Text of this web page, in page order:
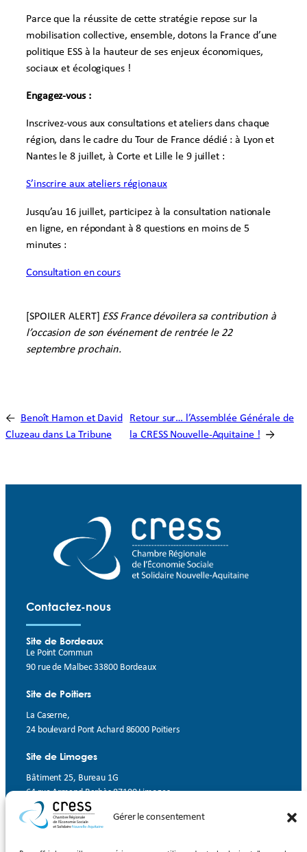
Gérer le consentement
Parce que la réussite de cette stratégie repose sur la
mobilisation collective, ensemble, dotons la France d’une
politique ESS à la hauteur de ses enjeux économiques,
sociaux et écologiques !
Engagez-vous :
Inscrivez-vous aux consultations et ateliers dans chaque
région, dans le cadre du Tour de France dédié : à Lyon et
Nantes le 8 juillet, à Corte et Lille le 9 juillet :
S’inscrire aux ateliers régionaux
Jusqu’au 16 juillet, participez à la consultation nationale
en ligne, en répondant à 8 questions en moins de 5
minutes :
Consultation en cours
[SPOILER ALERT] ESS France dévoilera sa contribution à
l’occasion de son événement de rentrée le 22
septembre prochain.
← Benoît Hamon et David
Cluzeau dans La Tribune
Retour sur… l’Assemblée Générale de
la CRESS Nouvelle-Aquitaine ! →
Contactez-nous
Site de Bordeaux
Le Point Commun
90 rue de Malbec 33800 Bordeaux
Site de Poitiers
La Caserne,
24 boulevard Pont Achard 86000 Poitiers
Site de Limoges
Bâtiment 25, Bureau 1G
64 rue Armand Barbès 87100 Limoges
Contact